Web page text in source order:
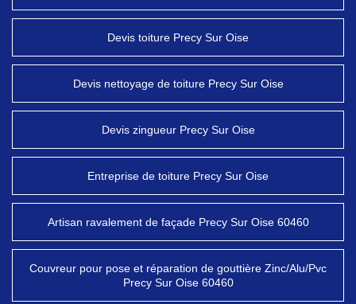
Devis toiture Precy Sur Oise
Devis nettoyage de toiture Precy Sur Oise
Devis zingueur Precy Sur Oise
Entreprise de toiture Precy Sur Oise
Artisan ravalement de façade Precy Sur Oise 60460
Couvreur pour pose et réparation de gouttière Zinc/Alu/Pvc
Precy Sur Oise 60460